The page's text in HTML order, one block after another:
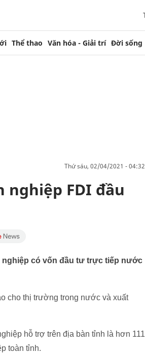
Thể thao Văn hóa - Giải trí Đời sống
thứ sáu, 02/04/2021 - 04:32
FDI đầu
có vốn đầu tư trực tiếp nước
cho thị trường trong nước và xuất
hỗ trợ trên địa bàn tỉnh là hơn 111
toàn tỉnh.